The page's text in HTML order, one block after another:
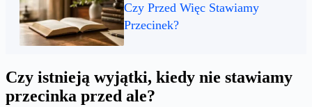
Czy Przed Więc Stawiamy
Przecinek?
Czy istnieją wyjątki, kiedy nie stawiamy
przecinka przed ale?